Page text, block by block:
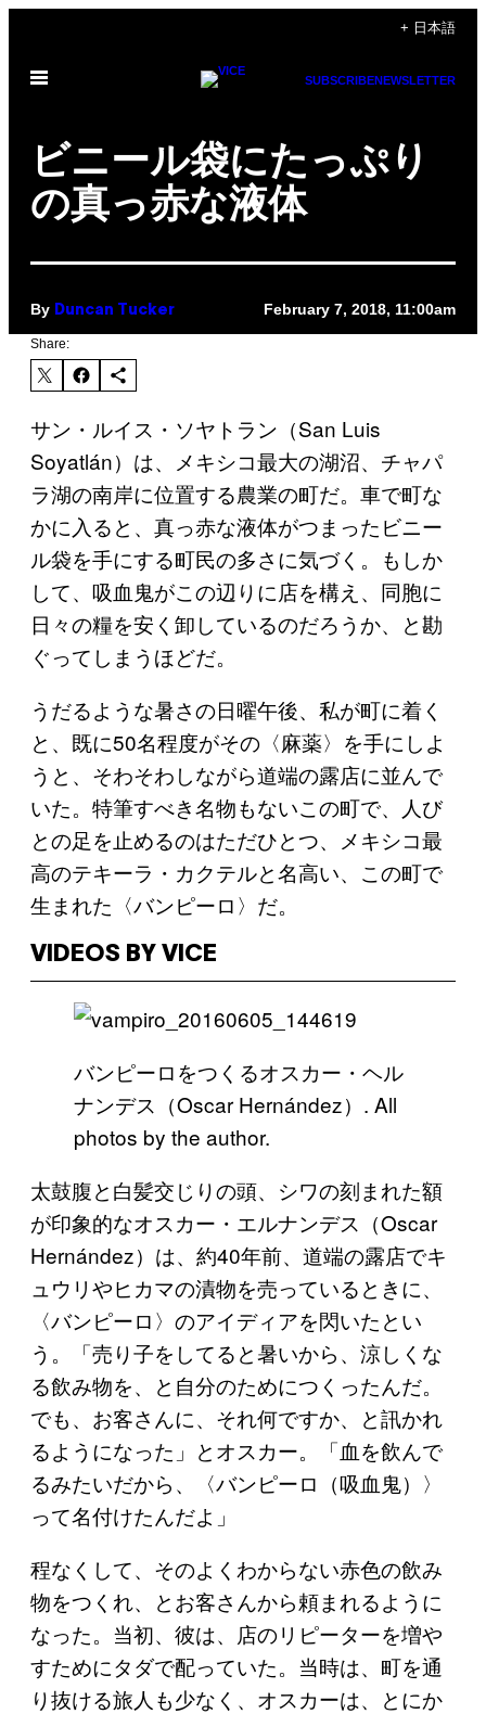
content
+ 日本語
Open
SUBSCRIBENEWSLETTER
ビニール袋にたっぷり
の真っ赤な液体
By Duncan Tucker February 7, 2018, 11:00am
Share:
サン・ルイス・ソヤトラン（San Luis
Soyatlán）は、メキシコ最大の湖沼、チャパ
ラ湖の南岸に位置する農業の町だ。車で町な
かに入ると、真っ赤な液体がつまったビニー
ル袋を手にする町民の多さに気づく。もしか
して、吸血鬼がこの辺りに店を構え、同胞に
日々の糧を安く卸しているのだろうか、と勘
ぐってしまうほどだ。
うだるような暑さの日曜午後、私が町に着く
と、既に50名程度がその〈麻薬〉を手にしよ
うと、そわそわしながら道端の露店に並んで
いた。特筆すべき名物もないこの町で、人び
との足を止めるのはただひとつ、メキシコ最
高のテキーラ・カクテルと名高い、この町で
生まれた〈バンピーロ〉だ。
VIDEOS BY VICE
バンピーロをつくるオスカー・ヘル
ナンデス（Oscar Hernández）. All
photos by the author.
太鼓腹と白髪交じりの頭、シワの刻まれた額
が印象的なオスカー・エルナンデス（Oscar
Hernández）は、約40年前、道端の露店でキ
ュウリやヒカマの漬物を売っているときに、
〈バンピーロ〉のアイディアを閃いたとい
う。「売り子をしてると暑いから、涼しくな
る飲み物を、と自分のためにつくったんだ。
でも、お客さんに、それ何ですか、と訊かれ
るようになった」とオスカー。「血を飲んで
るみたいだから、〈バンピーロ（吸血鬼）〉
って名付けたんだよ」
程なくして、そのよくわからない赤色の飲み
物をつくれ、とお客さんから頼まれるように
なった。当初、彼は、店のリピーターを増や
すためにタダで配っていた。当時は、町を通
り抜ける旅人も少なく、オスカーは、とにか